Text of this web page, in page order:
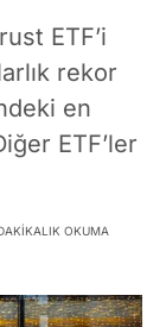
ETF’i
rekor
en
ETF’ler
OKUMA